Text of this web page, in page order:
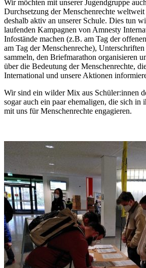
Wir möchten mit unserer Jugendgruppe
Durchsetzung der Menschenrechte
deshalb aktiv an unserer Schule. Dies tun
laufenden Kampagnen von Amnesty
Infostände machen (z.B. am Tag der
am Tag der Menschenreche),
sammeln, den Briefmarathon organisieren
über die Bedeutung der Menschenrechte,
International und unsere Aktionen
Wir sind ein wilder Mix aus Schüler:innen
sogar auch ein paar ehemaligen, die sich in
mit uns für Menschenrechte engagieren.